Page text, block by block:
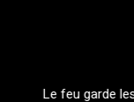
Le feu garde